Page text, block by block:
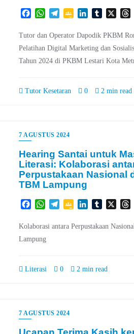
FacebookWhatsApp
TelegramGoogleLinkedInTumblr
X
Tutor dan Operator Dapodik PKBM
Pelatihan Digital Marketing dan
Tahun 2024 di PKBM Lestari Kota
Tutor Kesetaran 0 2 min read
7 AGUSTUS 2024
Hearing Santai untuk
Literasi: Kolaborasi
Perpustakaan Nasional
TBM Lampung
FacebookWhatsApp
TelegramGoogleLinkedInTumblr
X
Kolaborasi antara Perpustakaan
Lampung
Literasi 0 2 min read
7 AGUSTUS 2024